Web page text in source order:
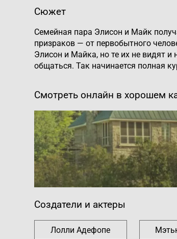
Сюжет
Семейная пара Элисон и Майк
призраков — от первобытного
Элисон и Майка, но те их не видят
общаться. Так начинается полная
Смотреть онлайн в хорошем
Создатели и актеры
Лолли Адефопе